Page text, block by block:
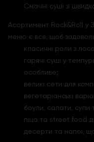
Смачні суші зі
Асортимент Rock&Roll у
меню є все, щоб
класичні роли з
гарячі суші у
особливе;
великі сети для
вегетаріанські
боули, салати, супи
піца та street food
десерти та напої,